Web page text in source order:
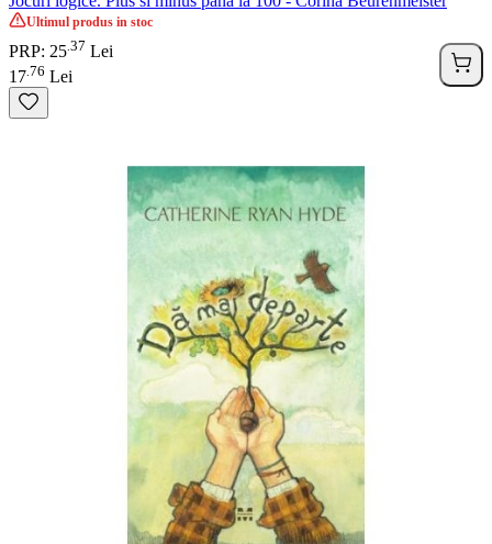
Ultimul produs in stoc
PRP: 25 37 Lei
17 76 Lei